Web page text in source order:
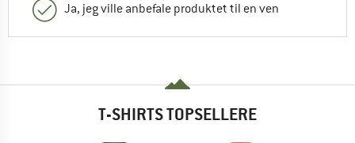
Ja, jeg ville anbefale produktet til en ven
T-SHIRTS TOPSELLERE